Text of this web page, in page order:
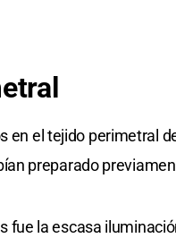
el tejido perimetral
preparado
fue la escasa